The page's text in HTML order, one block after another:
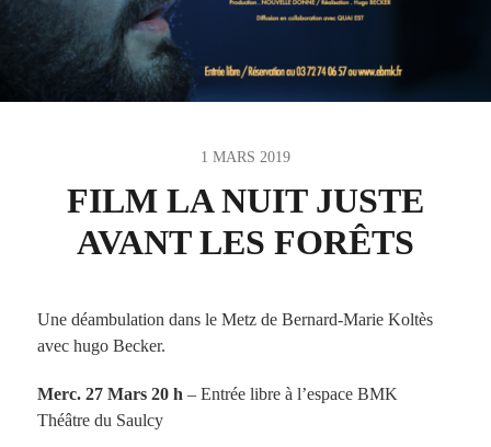
1 MARS 2019
FILM LA NUIT JUSTE
AVANT LES FORÊTS
Une déambulation dans le Metz de Bernard-Marie Koltès
avec hugo Becker.
Merc. 27 Mars 20 h – Entrée libre à l’espace BMK
Théâtre du Saulcy